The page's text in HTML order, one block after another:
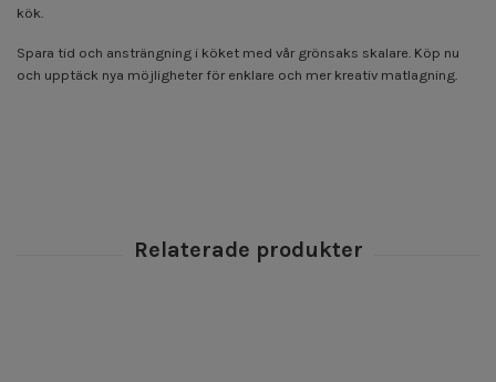
kök.
Spara tid och ansträngning i köket med vår grönsaks skalare. Köp nu
och upptäck nya möjligheter för enklare och mer kreativ matlagning.